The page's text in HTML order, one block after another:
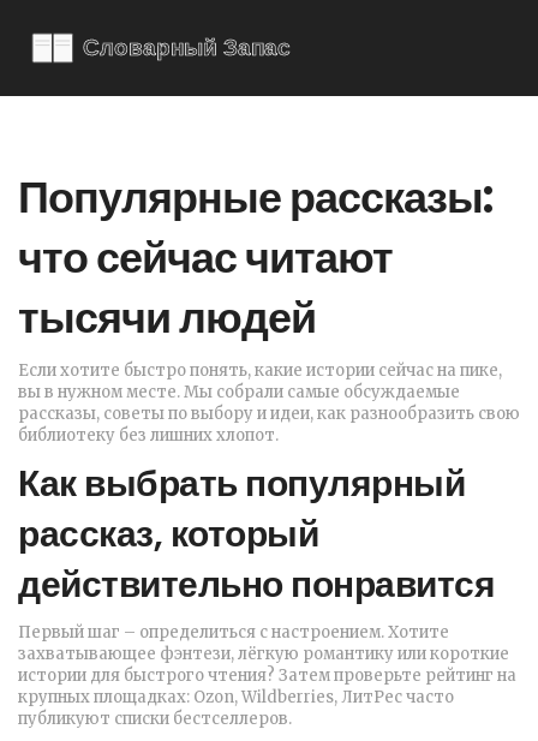
Популярные рассказы:
что сейчас читают
тысячи людей
Если хотите быстро понять, какие истории сейчас на пике,
вы в нужном месте. Мы собрали самые обсуждаемые
рассказы, советы по выбору и идеи, как разнообразить свою
библиотеку без лишних хлопот.
Как выбрать популярный
рассказ, который
действительно понравится
Первый шаг – определиться с настроением. Хотите
захватывающее фэнтези, лёгкую романтику или короткие
истории для быстрого чтения? Затем проверьте рейтинг на
крупных площадках: Ozon, Wildberries, ЛитРес часто
публикуют списки бестселлеров.